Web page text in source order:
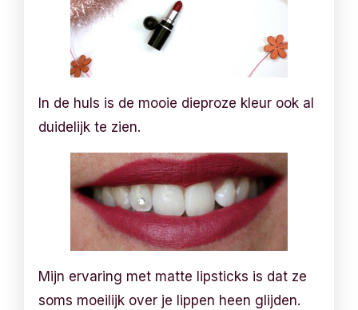
In de huls is de mooie dieproze kleur ook al
duidelijk te zien.
Mijn ervaring met matte lipsticks is dat ze
soms moeilijk over je lippen heen glijden.